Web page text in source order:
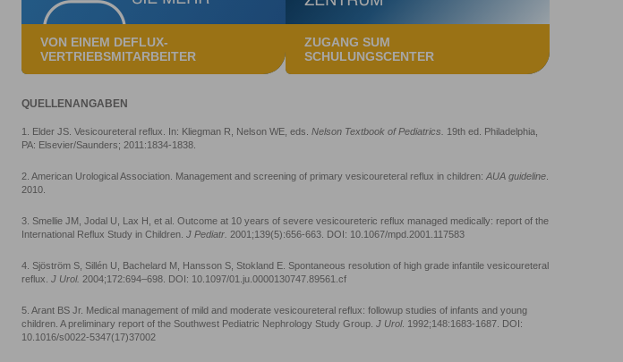
VON EINEM DEFLUX-
VERTRIEBSMITARBEITER
ZUGANG SUM
SCHULUNGSCENTER
QUELLENANGABEN
1. Elder JS. Vesicoureteral reflux. In: Kliegman R, Nelson WE, eds. Nelson Textbook of Pediatrics.
19th ed. Philadelphia,
PA: Elsevier/Saunders; 2011:1834-1838.
2. American Urological Association. Management and screening of primary vesicoureteral reflux in children: AUA guideline
2010.
3. Smellie JM, Jodal U, Lax H, et al. Outcome at 10 years of severe vesicoureteric reflux managed medically: report of the
International Reflux Study in Children. J Pediatr. 2001;139(5):656-663. DOI: 10.1067/mpd.2001.117583
4. Sjöström S, Sillén U, Bachelard M, Hansson S, Stokland E. Spontaneous resolution of high grade infantile vesicoureteral
reflux. J Urol. 2004;172:694–698. DOI: 10.1097/01.ju.0000130747.89561.cf
5. Arant BS Jr. Medical management of mild and moderate vesicoureteral reflux: followup studies of infants and young
children. A preliminary report of the Southwest Pediatric Nephrology Study Group. J Urol. 1992;148:1683-1687. DOI:
10.1016/s0022-5347(17)37002